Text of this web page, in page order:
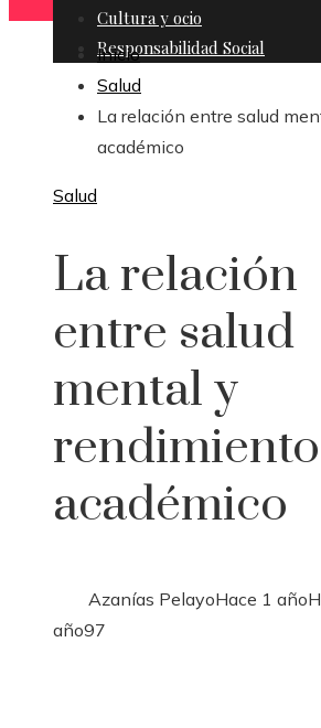
Cultura y ocio
Responsabilidad Social
Inicio
Salud
La relación entre salud
académico
Salud
La relación
entre salud
mental y
rendimiento
académico
Azanías PelayoHace 1 año
año97